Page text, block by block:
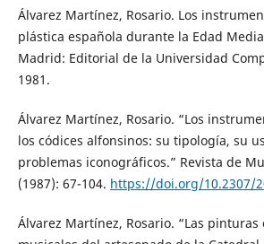
Álvarez Martínez, Rosario. Los
plástica española durante la Edad
Madrid: Editorial de la Universidad
1981.
Álvarez Martínez, Rosario. “Los
los códices alfonsinos: su tipología, su
problemas iconográficos.” Revista de
(1987): 67-104. https://doi.org/10.2307/
Álvarez Martínez, Rosario. “Las